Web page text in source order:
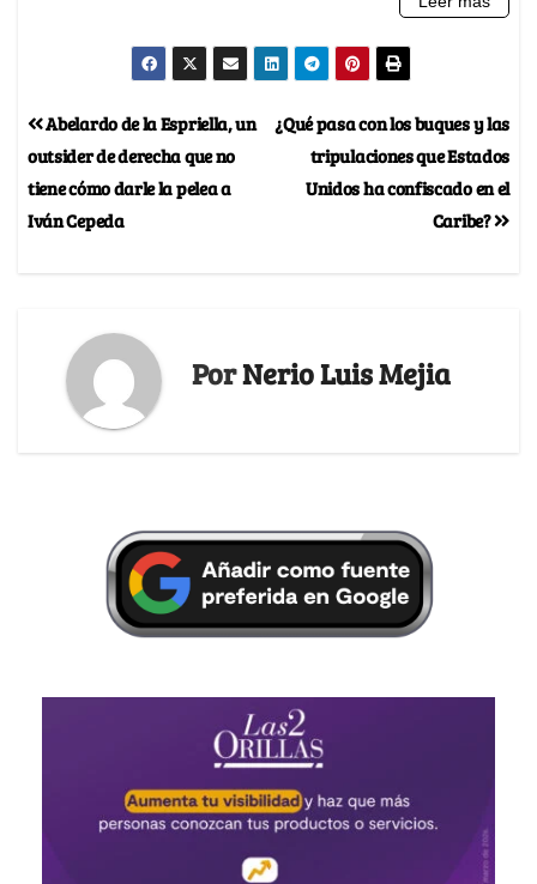
¿Qué pasa con los buques y las
tripulaciones que Estados
Unidos ha confiscado en el
Caribe?
Abelardo de la Espriella, un
outsider de derecha que no
tiene cómo darle la pelea a
Iván Cepeda
PorNerio Luis Mejia